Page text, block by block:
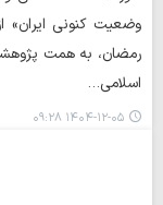
وضعیت کنونی ایران»
رمضان، به همت
اسلامی…
۱۴۰۴-۱۲-۰۵ ۰۹:۲۸